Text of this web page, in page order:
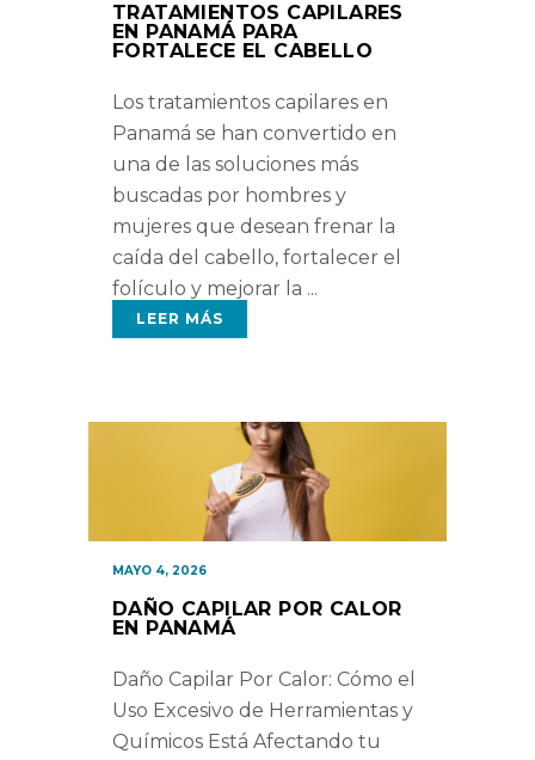
TRATAMIENTOS CAPILARES
EN PANAMÁ PARA
FORTALECE EL CABELLO
Los tratamientos capilares en
Panamá se han convertido en
una de las soluciones más
buscadas por hombres y
mujeres que desean frenar la
caída del cabello, fortalecer el
folículo y mejorar la
LEER MÁS
MAYO 4, 2026
DAÑO CAPILAR POR CALOR
EN PANAMÁ
Daño Capilar Por Calor: Cómo el
Uso Excesivo de Herramientas y
Químicos Está Afectando tu